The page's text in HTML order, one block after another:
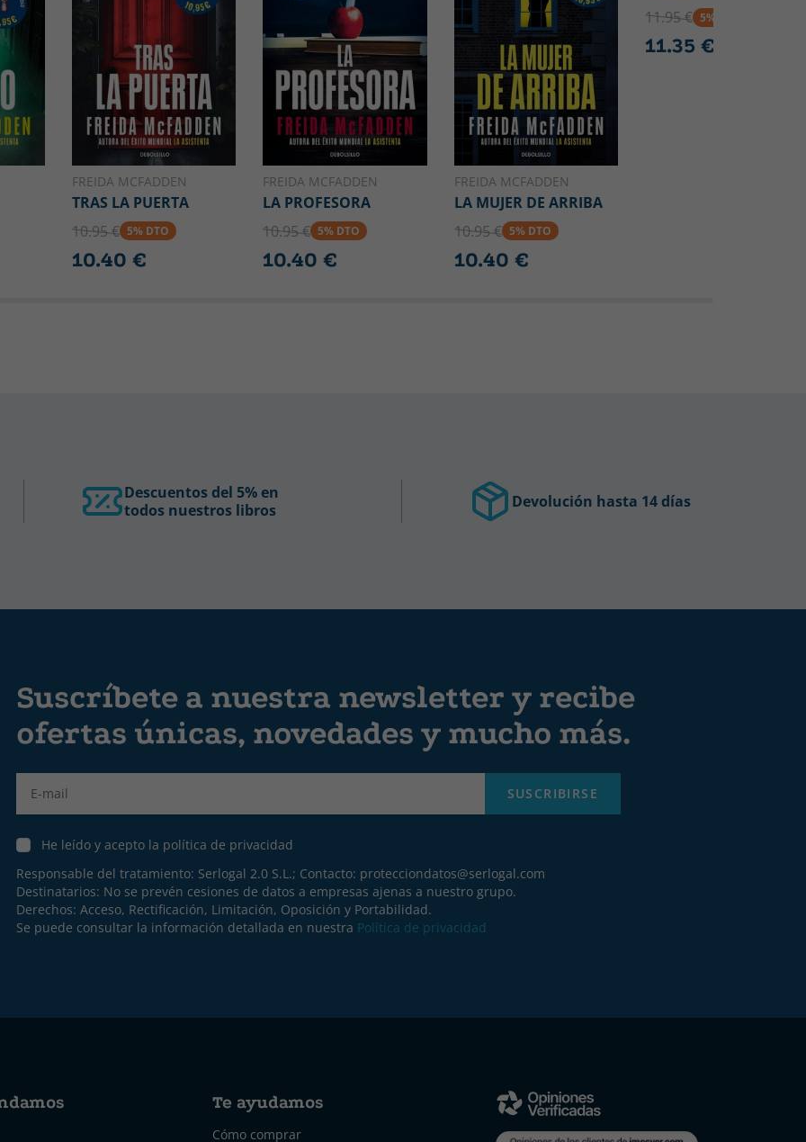
FREIDA MCFADDEN
TRAS LA PUERTA
10.95 € 5% DTO
10.40 €
FREIDA MCFADDEN
LA PROFESORA
10.95 € 5% DTO
10.40 €
FREIDA MCFADDEN
LA MUJER DE ARRIBA
10.95 € 5% DTO
10.40 €
11.95 € 5% DTO
11.35 €
Descuentos del 5% en
todos nuestros libros
Devolución hasta 14 días
Suscríbete a nuestra newsletter y recibe
ofertas únicas, novedades y mucho más.
SUSCRIBIRSE
He leído y acepto la política de privacidad
Responsable del tratamiento: Serlogal 2.0 S.L.; Contacto: protecciondatos@serlogal.com
Destinatarios: No se prevén cesiones de datos a empresas ajenas a nuestro grupo.
Derechos: Acceso, Rectificación, Limitación, Oposición y Portabilidad.
Se puede consultar la información detallada en nuestra Política de privacidad
Te ayudamos
Cómo comprar